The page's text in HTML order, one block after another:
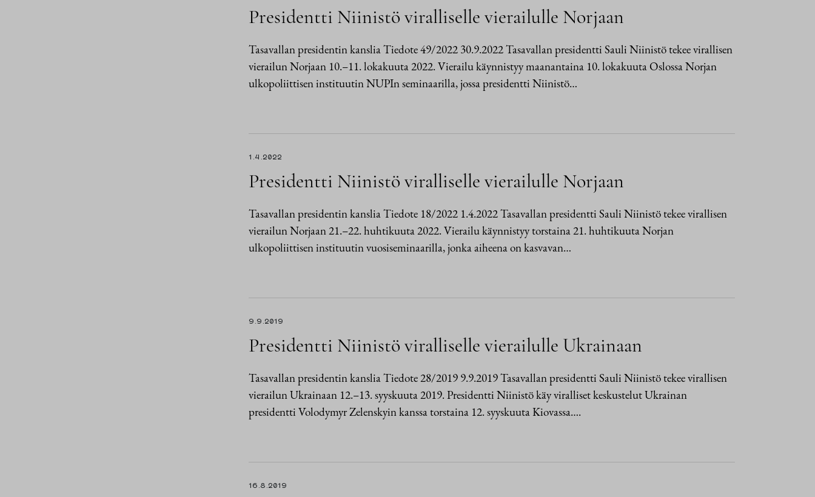
Presidentti Niinistö viralliselle vierailulle Norjaan
Tasavallan presidentin kanslia Tiedote 49/2022 30.9.2022 Tasavallan presidentti Sauli Niinistö tekee virallisen
vierailun Norjaan 10.–11. lokakuuta 2022. Vierailu käynnistyy maanantaina 10. lokakuuta Oslossa Norjan
ulkopoliittisen instituutin NUPIn seminaarilla, jossa presidentti Niinistö…
1.4.2022
Presidentti Niinistö viralliselle vierailulle Norjaan
Tasavallan presidentin kanslia Tiedote 18/2022 1.4.2022 Tasavallan presidentti Sauli Niinistö tekee virallisen
vierailun Norjaan 21.–22. huhtikuuta 2022. Vierailu käynnistyy torstaina 21. huhtikuuta Norjan
ulkopoliittisen instituutin vuosiseminaarilla, jonka aiheena on kasvavan…
9.9.2019
Presidentti Niinistö viralliselle vierailulle Ukrainaan
Tasavallan presidentin kanslia Tiedote 28/2019 9.9.2019 Tasavallan presidentti Sauli Niinistö tekee virallisen
vierailun Ukrainaan 12.–13. syyskuuta 2019. Presidentti Niinistö käy viralliset keskustelut Ukrainan
presidentti Volodymyr Zelenskyin kanssa torstaina 12. syyskuuta Kiovassa….
16.8.2019